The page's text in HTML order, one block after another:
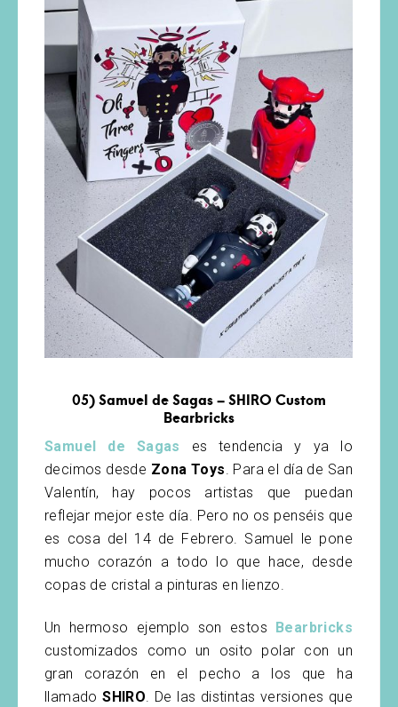
05)Samuel de Sagas – SHIRO Custom
Bearbricks
Samuel de Sagas es tendencia y ya lo
decimos desde Zona Toys. Para el día de San
Valentín, hay pocos artistas que puedan
reflejar mejor este día. Pero no os penséis que
es cosa del 14 de Febrero. Samuel le pone
mucho corazón a todo lo que hace, desde
copas de cristal a pinturas en lienzo.
Un hermoso ejemplo son estos Bearbricks
customizados como un osito polar con un
gran corazón en el pecho a los que ha
llamadoSHIRO. De las distintas versiones que